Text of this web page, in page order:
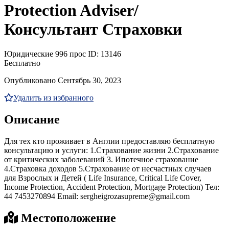
Protection Adviser/
Консультант Страховки
Юридические 996 прос ID: 13146
Бесплатно
Опубликовано Сентябрь 30, 2023
Удалить из избранного
Описание
Для тех кто проживает в Англии предоставляю бесплатную
консультацию и услуги: 1.Страхование жизни 2.Страхование
от критических заболеваний 3. Ипотечное страхование
4.Страховка доходов 5.Страхование от несчастных случаев
для Взрослых и Детей ( Life Insurance, Critical Life Cover,
Income Protection, Accident Protection, Mortgage Protection) Тел:
44 7453270894 Email: sergheigrozasupreme@gmail.com
Местоположение